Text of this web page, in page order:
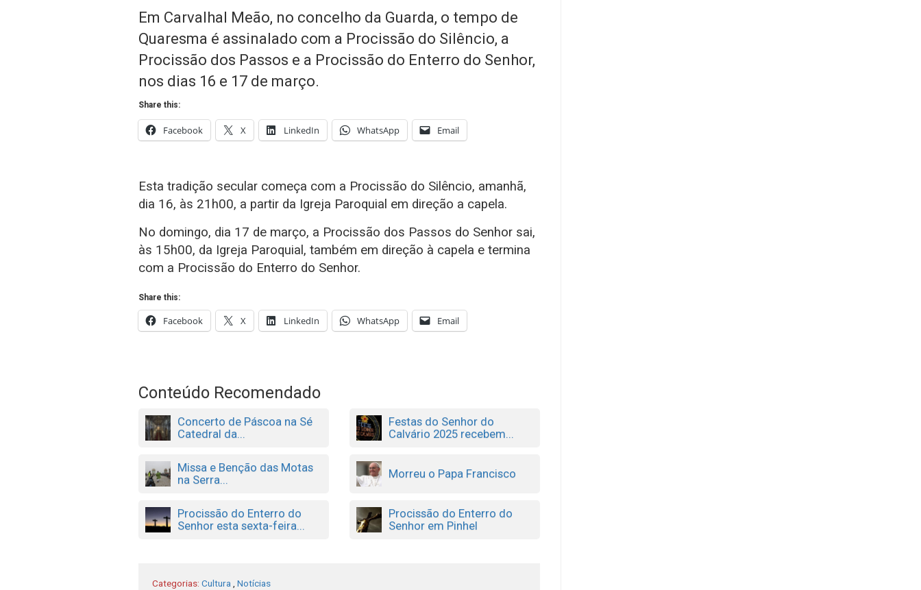
Em Carvalhal Meão, no concelho da Guarda, o tempo de
Quaresma é assinalado com a Procissão do Silêncio, a
Procissão dos Passos e a Procissão do Enterro do Senhor,
nos dias 16 e 17 de março.
Share this:
Facebook X LinkedIn WhatsApp Email
Esta tradição secular começa com a Procissão do Silêncio, amanhã,
dia 16, às 21h00, a partir da Igreja Paroquial em direção a capela.
No domingo, dia 17 de março, a Procissão dos Passos do Senhor sai,
às 15h00, da Igreja Paroquial, também em direção à capela e termina
com a Procissão do Enterro do Senhor.
Share this:
Facebook X LinkedIn WhatsApp Email
Conteúdo Recomendado
Concerto de Páscoa na Sé
Catedral da...
Festas do Senhor do
Calvário 2025 recebem...
Missa e Benção das Motas
na Serra...
Morreu o Papa Francisco
Procissão do Enterro do
Senhor esta sexta-feira...
Procissão do Enterro do
Senhor em Pinhel
Categorias: Cultura
Notícias